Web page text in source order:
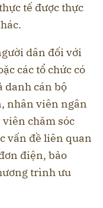
tế được thực
dân đối với
các tổ chức có
danh cán bộ
nhân viên ngân
chăm sóc
vấn đề liên quan
điện, bảo
trình ưu